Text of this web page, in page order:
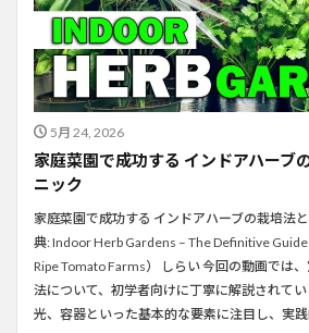
5月 24, 2026
家庭菜園で成功する インドアハーブ
ニック
家庭菜園で成功する インドアハーブの栽培法
典: Indoor Herb Gardens – The Definitive
Ripe Tomato Farms） しらい 今回の動画では
法について、初学者向けに丁寧に解説されてい
光、容器といった基本的な要素に注目し、実